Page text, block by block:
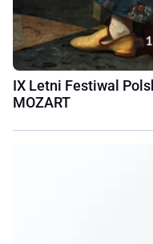
IX Letni Festiwal
MOZART